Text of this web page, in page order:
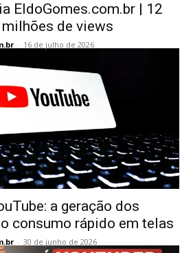
EldoGomes.com.br | 12
milhões de views
- 16 de julho de 2026
a geração dos
consumo rápido em telas
- 30 de junho de 2026